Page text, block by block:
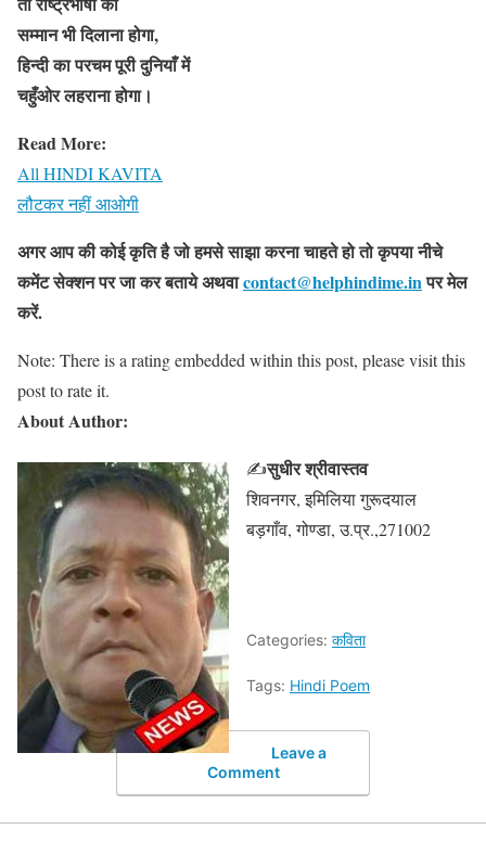
सम्मान भी दिलाना होगा,
हिन्दी का परचम पूरी दुनियाँ में
चहुँओर लहराना होगा।
Read More:
All HINDI KAVITA
लौटकर नहीं आओगी
अगर आप की कोई कृति है जो हमसे साझा करना चाहते हो तो कृपया नीचे
कमेंट सेक्शन पर जा कर बतायेअथवाcontact@helphindime.inपर मेल
करें.
Note: There is a rating embedded within this post, please visit this
post to rate it.
About Author:
✍सुधीर श्रीवास्तव
शिवनगर, इमिलिया गुरूदयाल
बड़गाँव, गोण्डा, उ.प्र.,271002
Categories: कविता
Tags: Hindi Poem
Leave a
Comment